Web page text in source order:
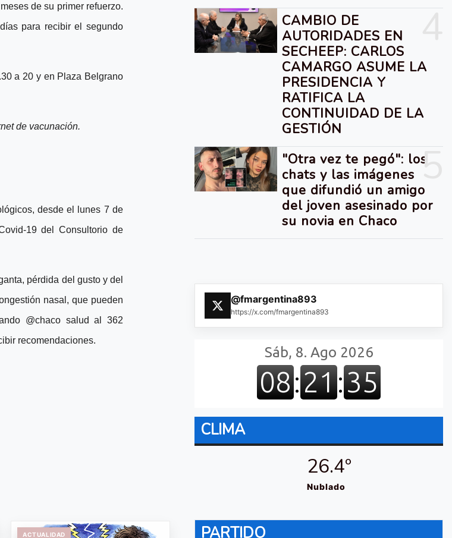
de su primer refuerzo.
para recibir el segundo
a 20 y en Plaza Belgrano
de vacunación.
desde el lunes 7 de
19 del Consultorio de
pérdida del gusto y del
nasal, que pueden
@chaco salud al 362
recomendaciones.
ACTUALIDAD
CAMBIO DE
AUTORIDADES EN
SECHEEP: CARLOS
CAMARGO ASUME LA
PRESIDENCIA Y
RATIFICA LA
CONTINUIDAD DE LA
GESTIÓN
5
"Otra vez te pegó": los
chats y las imágenes
que difundió un amigo
del joven asesinado por
su novia en Chaco
@fmargentina893
https://x.com/fmargentina893
CLIMA
26.4º
Nublado
PARTIDO